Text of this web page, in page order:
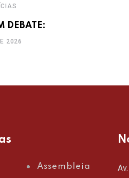
DEBATE:
2026
Assembleia